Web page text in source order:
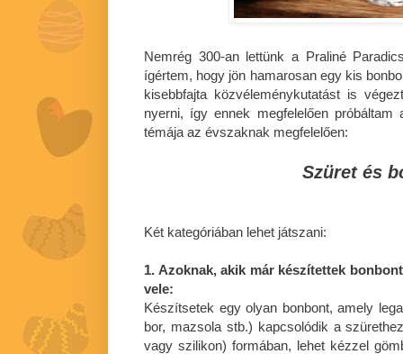
Nemrég 300-an lettünk a Praliné
ígértem, hogy jön hamarosan egy kis
kisebbfajta közvéleménykutatást is
nyerni, így ennek megfelelően
témája az évszaknak megfelelően:
Szüret és
Két kategóriában lehet játszani:
1. Azoknak, akik már készítettek
vele:
Készítsetek egy olyan bonbont, amely
bor, mazsola stb.) kapcsolódik a
vagy szilikon) formában, lehet kézzel